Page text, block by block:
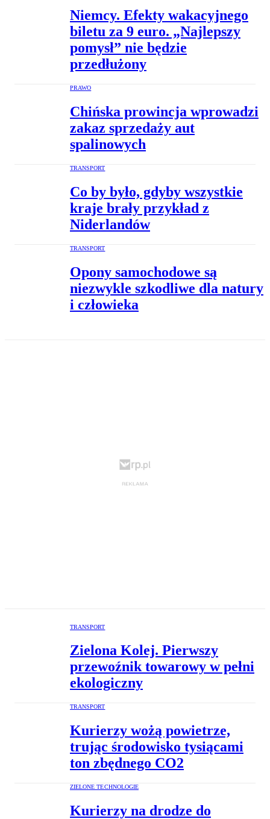
Niemcy. Efekty wakacyjnego
biletu za 9 euro. „Najlepszy
pomysł” nie będzie
przedłużony
PRAWO
Chińska prowincja wprowadzi
zakaz sprzedaży aut
spalinowych
TRANSPORT
Co by było, gdyby wszystkie
kraje brały przykład z
Niderlandów
TRANSPORT
Opony samochodowe są
niezwykle szkodliwe dla natury
i człowieka
TRANSPORT
Zielona Kolej. Pierwszy
przewoźnik towarowy w pełni
ekologiczny
TRANSPORT
Kurierzy wożą powietrze,
trując środowisko tysiącami
ton zbędnego CO2
ZIELONE TECHNOLOGIE
Kurierzy na drodze do